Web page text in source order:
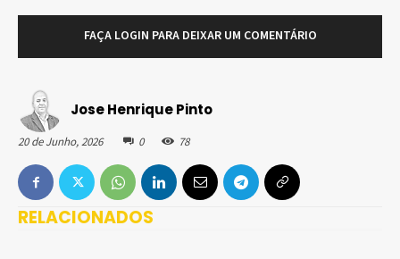
Jose Henrique Pinto
20 de Junho, 2026 0 78
RELACIONADOS
FAÇA LOGIN PARA DEIXAR UM COMENTÁRIO